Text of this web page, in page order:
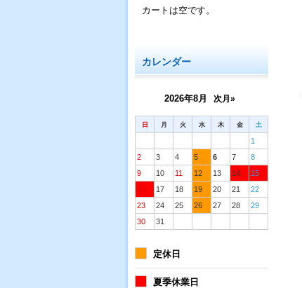
カートは空です。
カレンダー
2026年8月 次月»
日 月 火 水 木 金 土
1
2
3 4 5 6 7
8
9
10 11 12 13 14
15
16
17 18 19 20 21
22
23
24 25 26 27 28
29
30
31
定休日
夏季休業日